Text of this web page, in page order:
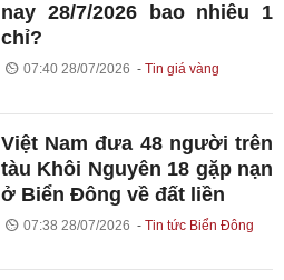
nay 28/7/2026 bao nhiêu 1
chỉ?
07:40 28/07/2026 Tin giá vàng
Việt Nam đưa 48 người trên
tàu Khôi Nguyên 18 gặp nạn
ở Biển Đông về đất liền
07:38 28/07/2026 Tin tức Biển Đông